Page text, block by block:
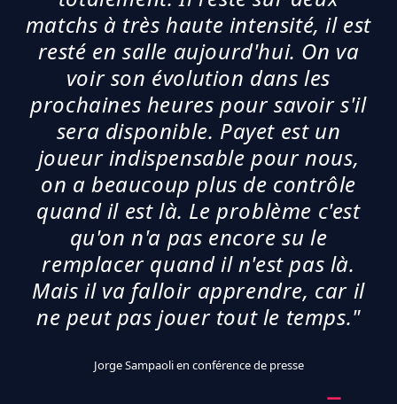
matchs à très haute intensité, il est
resté en salle aujourd'hui. On va
voir son évolution dans les
prochaines heures pour savoir s'il
sera disponible. Payet est un
joueur indispensable pour nous,
on a beaucoup plus de contrôle
quand il est là. Le problème c'est
qu'on n'a pas encore su le
remplacer quand il n'est pas là.
Mais il va falloir apprendre, car il
ne peut pas jouer tout le temps."
Jorge Sampaoli en conférence de presse